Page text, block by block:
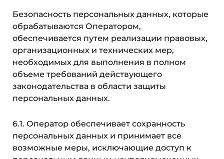
Безопасность персональных данных, которые
обрабатываются Оператором,
обеспечивается путем реализации правовых,
организационных и технических мер,
необходимых для выполнения в полном
объеме требований действующего
законодательства в области защиты
персональных данных.
6.1. Оператор обеспечивает сохранность
персональных данных и принимает все
возможные меры, исключающие доступ к